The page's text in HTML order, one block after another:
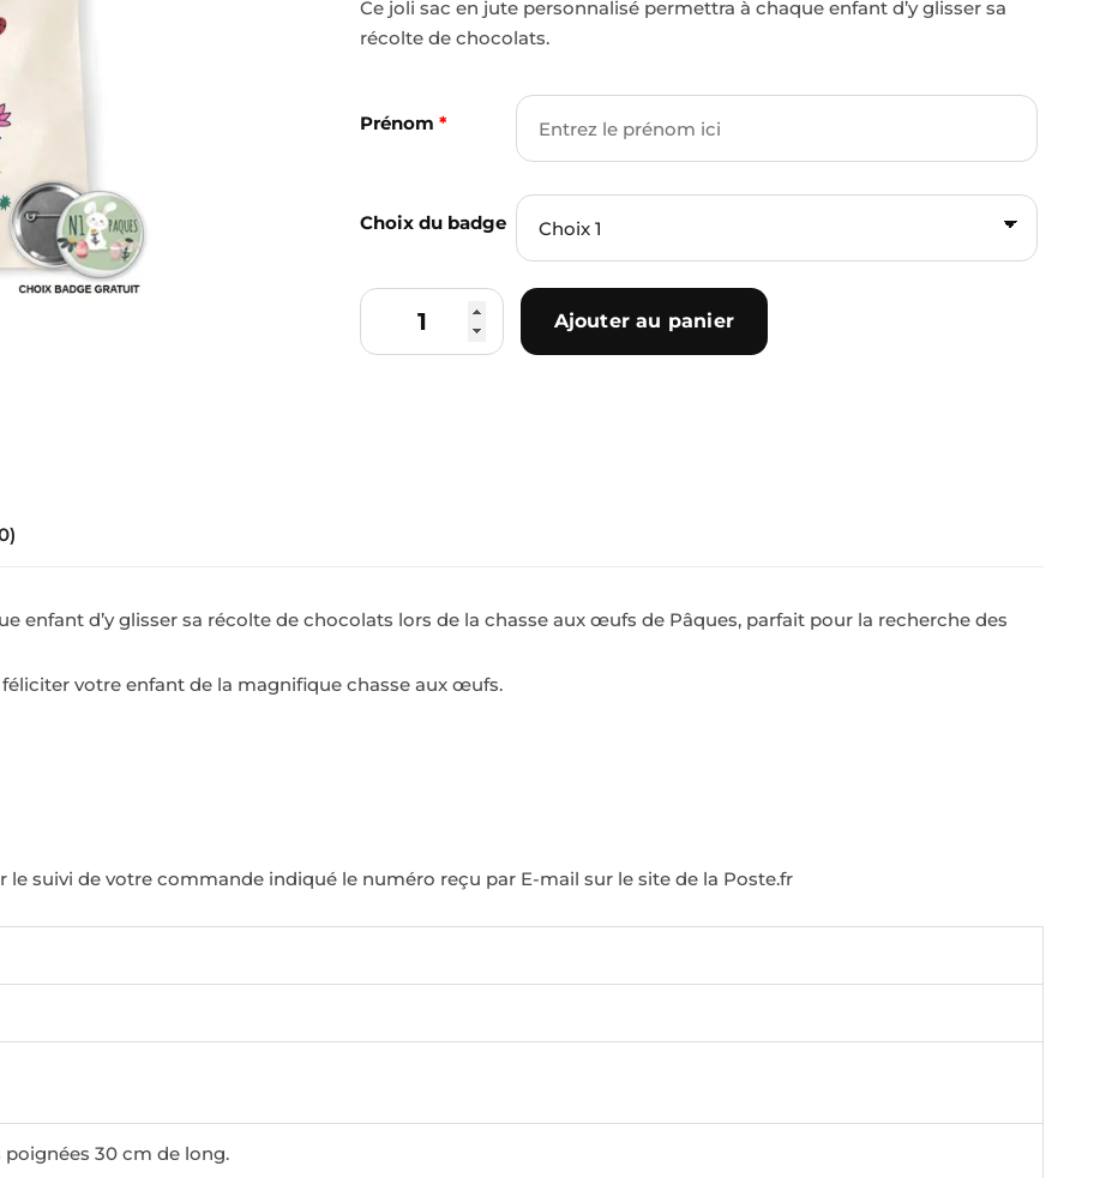
Ce joli sac en jute personnalisé permettra à chaque enfant d’y glisser sa
récolte de chocolats.
Prénom *
Choix du badge
Ajouter au panier
enfant d’y glisser sa récolte de chocolats lors de la chasse aux œufs de Pâques, parfait pour la recherche des
votre enfant de la magnifique chasse aux œufs.
le suivi de votre commande indiqué le numéro reçu par E-mail sur le site de la Poste.fr
poignées 30 cm de long.